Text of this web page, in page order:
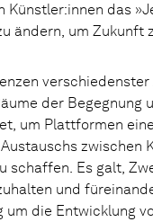
Künstler:innen das
ändern, um Zukunft
verschiedenster
der Begegnung
um Plattformen
zwischen
schaffen. Es galt,
und
um die Entwicklung